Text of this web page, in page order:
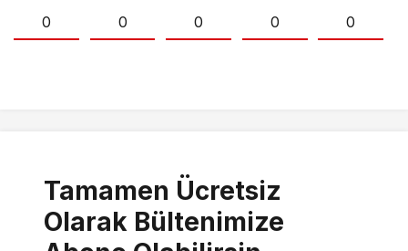
0 0 0 0 0
Tamamen Ücretsiz
Olarak Bültenimize